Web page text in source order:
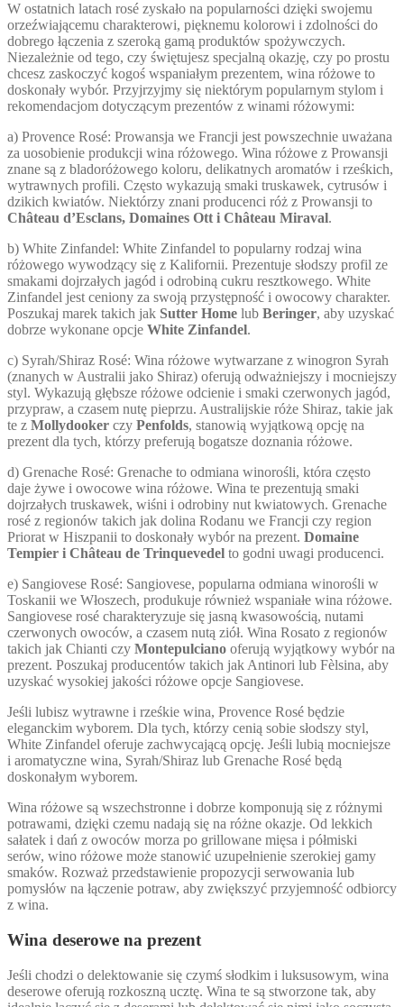
W ostatnich latach rosé zyskało na popularności dzięki swojemu
orzeźwiającemu charakterowi, pięknemu kolorowi i zdolności do
dobrego łączenia z szeroką gamą produktów spożywczych.
Niezależnie od tego, czy świętujesz specjalną okazję, czy po prostu
chcesz zaskoczyć kogoś wspaniałym prezentem, wina różowe to
doskonały wybór. Przyjrzyjmy się niektórym popularnym stylom i
rekomendacjom dotyczącym prezentów z winami różowymi:
a) Provence Rosé: Prowansja we Francji jest powszechnie uważana
za uosobienie produkcji wina różowego. Wina różowe z Prowansji
znane są z bladoróżowego koloru, delikatnych aromatów i rześkich,
wytrawnych profili. Często wykazują smaki truskawek, cytrusów i
dzikich kwiatów. Niektórzy znani producenci róż z Prowansji to
Château d’Esclans, Domaines Ott i Château Miraval.
b) White Zinfandel: White Zinfandel to popularny rodzaj wina
różowego wywodzący się z Kalifornii. Prezentuje słodszy profil ze
smakami dojrzałych jagód i odrobiną cukru resztkowego. White
Zinfandel jest ceniony za swoją przystępność i owocowy charakter.
Poszukaj marek takich jak Sutter Home lub Beringer, aby uzyskać
dobrze wykonane opcje White Zinfandel.
c) Syrah/Shiraz Rosé: Wina różowe wytwarzane z winogron Syrah
(znanych w Australii jako Shiraz) oferują odważniejszy i mocniejszy
styl. Wykazują głębsze różowe odcienie i smaki czerwonych jagód,
przypraw, a czasem nutę pieprzu. Australijskie róże Shiraz, takie jak
te z Mollydooker czy Penfolds, stanowią wyjątkową opcję na
prezent dla tych, którzy preferują bogatsze doznania różowe.
d) Grenache Rosé: Grenache to odmiana winorośli, która często
daje żywe i owocowe wina różowe. Wina te prezentują smaki
dojrzałych truskawek, wiśni i odrobiny nut kwiatowych. Grenache
rosé z regionów takich jak dolina Rodanu we Francji czy region
Priorat w Hiszpanii to doskonały wybór na prezent. Domaine
Tempier i Château de Trinquevedel to godni uwagi producenci.
e) Sangiovese Rosé: Sangiovese, popularna odmiana winorośli w
Toskanii we Włoszech, produkuje również wspaniałe wina różowe.
Sangiovese rosé charakteryzuje się jasną kwasowością, nutami
czerwonych owoców, a czasem nutą ziół. Wina Rosato z regionów
takich jak Chianti czy Montepulciano oferują wyjątkowy wybór na
prezent. Poszukaj producentów takich jak Antinori lub Fèlsina, aby
uzyskać wysokiej jakości różowe opcje Sangiovese.
Jeśli lubisz wytrawne i rześkie wina, Provence Rosé będzie
eleganckim wyborem. Dla tych, którzy cenią sobie słodszy styl,
White Zinfandel oferuje zachwycającą opcję. Jeśli lubią mocniejsze
i aromatyczne wina, Syrah/Shiraz lub Grenache Rosé będą
doskonałym wyborem.
Wina różowe są wszechstronne i dobrze komponują się z różnymi
potrawami, dzięki czemu nadają się na różne okazje. Od lekkich
sałatek i dań z owoców morza po grillowane mięsa i półmiski
serów, wino różowe może stanowić uzupełnienie szerokiej gamy
smaków. Rozważ przedstawienie propozycji serwowania lub
pomysłów na łączenie potraw, aby zwiększyć przyjemność odbiorcy
z wina.
Wina deserowe na prezent
Jeśli chodzi o delektowanie się czymś słodkim i luksusowym, wina
deserowe oferują rozkoszną ucztę. Wina te są stworzone tak, aby